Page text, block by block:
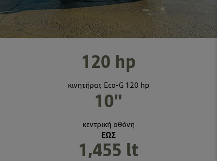
120 hp
κινητήρας Eco-G 120 hp
10"
κεντρική οθόνη
ΕΩΣ
1,455 lt